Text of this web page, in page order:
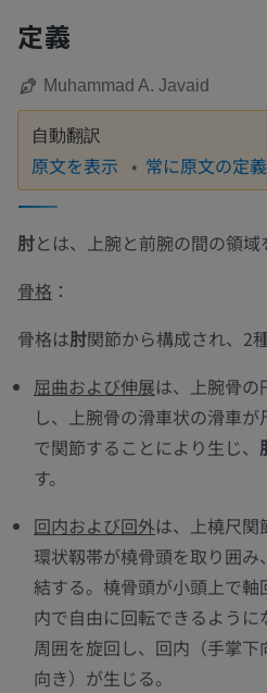
定義
Muhammad A. Javaid
自動翻訳
原文を表示 常に原文の定
肘とは、上腕と前腕の間の領域
骨格 ：
骨格は肘関節から構成され、2
屈曲および伸展は、上腕骨
し、上腕骨の滑車状の滑車
で関節することにより生じ、
す。
回内および回外は、上橈尺
環状靱帯が橈骨頭を取り囲
結する。橈骨頭が小頭上で
内で自由に回転できるよう
周囲を旋回し、回内（手掌
向き）が生じる。